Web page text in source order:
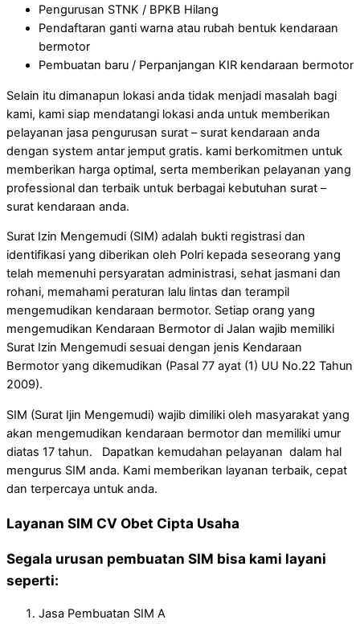
Pengurusan STNK / BPKB Hilang
Pendaftaran ganti warna atau rubah bentuk kendaraan
bermotor
Pembuatan baru / Perpanjangan KIR kendaraan bermotor
Selain itu dimanapun lokasi anda tidak menjadi masalah bagi
kami, kami siap mendatangi lokasi anda untuk memberikan
pelayanan jasa pengurusan surat – surat kendaraan anda
dengan system antar jemput gratis. kami berkomitmen untuk
memberikan harga optimal, serta memberikan pelayanan yang
professional dan terbaik untuk berbagai kebutuhan surat –
surat kendaraan anda.
Surat Izin Mengemudi (SIM) adalah bukti registrasi dan
identifikasi yang diberikan oleh Polri kepada seseorang yang
telah memenuhi persyaratan administrasi, sehat jasmani dan
rohani, memahami peraturan lalu lintas dan terampil
mengemudikan kendaraan bermotor. Setiap orang yang
mengemudikan Kendaraan Bermotor di Jalan wajib memiliki
Surat Izin Mengemudi sesuai dengan jenis Kendaraan
Bermotor yang dikemudikan (Pasal 77 ayat (1) UU No.22 Tahun
2009).
SIM (Surat Ijin Mengemudi) wajib dimiliki oleh masyarakat yang
akan mengemudikan kendaraan bermotor dan memiliki umur
diatas 17 tahun. Dapatkan kemudahan pelayanan dalam hal
mengurus SIM anda. Kami memberikan layanan terbaik, cepat
dan terpercaya untuk anda.
Layanan SIM CV Obet Cipta Usaha
Segala urusan pembuatan SIM bisa kami layani
seperti:
Jasa Pembuatan SIM A